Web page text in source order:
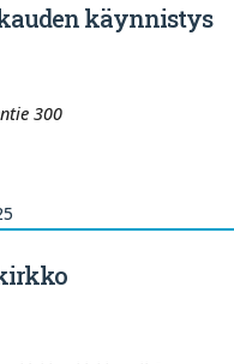
käynnistys
300